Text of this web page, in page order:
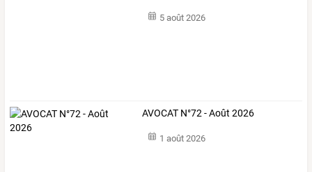
5 août 2026
AVOCAT N°72 - Août 2026
1 août 2026